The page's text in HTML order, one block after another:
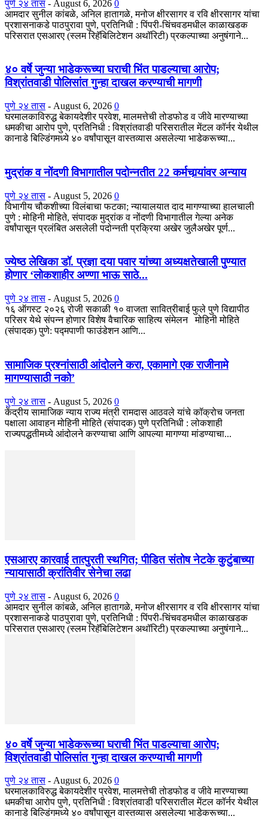
पुणे २४ तास - August 6, 2026 0
आमदार सुनील कांबळे, अनिल हातागळे, मनोज क्षीरसागर व रवि क्षीरसागर यांचा
प्रशासनाकडे पाठपुरावा पुणे, प्रतिनिधी : पिंपरी-चिंचवडमधील काळाखडक
परिसरात एसआरए (स्लम रिहॅबिलिटेशन अथॉरिटी) प्रकल्पाच्या अनुषंगाने...
४० वर्षे जुन्या भाडेकरूच्या घराची भिंत पाडल्याचा आरोप;
विश्रांतवाडी पोलिसांत गुन्हा दाखल करण्याची मागणी
पुणे २४ तास - August 6, 2026 0
घरमालकाविरुद्ध बेकायदेशीर प्रवेश, मालमत्तेची तोडफोड व जीवे मारण्याच्या
धमकीचा आरोप पुणे, प्रतिनिधी : विश्रांतवाडी परिसरातील मेंटल कॉर्नर येथील
कानाडे बिल्डिंगमध्ये ४० वर्षांपासून वास्तव्यास असलेल्या भाडेकरूच्या...
मुद्रांक व नोंदणी विभागातील पदोन्नतीत 22 कर्मचार्‍यांवर अन्याय
पुणे २४ तास - August 5, 2026 0
विभागीय चौकशीच्या विलंबाचा फटका; न्यायालयात दाद मागण्याच्या हालचाली
पुणे : मोहिनी मोहिते, संपादक मुद्रांक व नोंदणी विभागातील गेल्या अनेक
वर्षांपासून प्रलंबित असलेली पदोन्नती प्रक्रिया अखेर जुलैअखेर पूर्ण...
ज्येष्ठ लेखिका डॉ. प्रज्ञा दया पवार यांच्या अध्यक्षतेखाली पुण्यात
होणार ‘लोकशाहीर अण्णा भाऊ साठे...
पुणे २४ तास - August 5, 2026 0
१६ ऑगस्ट २०२६ रोजी सकाळी १० वाजता सावित्रीबाई फुले पुणे विद्यापीठ
परिसर येथे संपन्न होणार विशेष वैचारिक साहित्य संमेलन मोहिनी मोहिते
(संपादक) पुणे: पद्मपाणी फाउंडेशन आणि...
सामाजिक प्रश्नांसाठी आंदोलने करा, एकामागे एक राजीनामे
मागण्यासाठी नको’
पुणे २४ तास - August 5, 2026 0
केंद्रीय सामाजिक न्याय राज्य मंत्री रामदास आठवले यांचे कॉक्रोच जनता
पक्षाला आवाहन मोहिनी मोहिते (संपादक) पुणे प्रतिनिधी : लोकशाही
राज्यपद्धतीमध्ये आंदोलने करण्याचा आणि आपल्या मागण्या मांडण्याचा...
एसआरए कारवाई तात्पुरती स्थगित; पीडित संतोष नेटके कुटुंबाच्या
न्यायासाठी क्रांतिवीर सेनेचा लढा
पुणे २४ तास - August 6, 2026 0
आमदार सुनील कांबळे, अनिल हातागळे, मनोज क्षीरसागर व रवि क्षीरसागर यांचा
प्रशासनाकडे पाठपुरावा पुणे, प्रतिनिधी : पिंपरी-चिंचवडमधील काळाखडक
परिसरात एसआरए (स्लम रिहॅबिलिटेशन अथॉरिटी) प्रकल्पाच्या अनुषंगाने...
४० वर्षे जुन्या भाडेकरूच्या घराची भिंत पाडल्याचा आरोप;
विश्रांतवाडी पोलिसांत गुन्हा दाखल करण्याची मागणी
पुणे २४ तास - August 6, 2026 0
घरमालकाविरुद्ध बेकायदेशीर प्रवेश, मालमत्तेची तोडफोड व जीवे मारण्याच्या
धमकीचा आरोप पुणे, प्रतिनिधी : विश्रांतवाडी परिसरातील मेंटल कॉर्नर येथील
कानाडे बिल्डिंगमध्ये ४० वर्षांपासून वास्तव्यास असलेल्या भाडेकरूच्या...